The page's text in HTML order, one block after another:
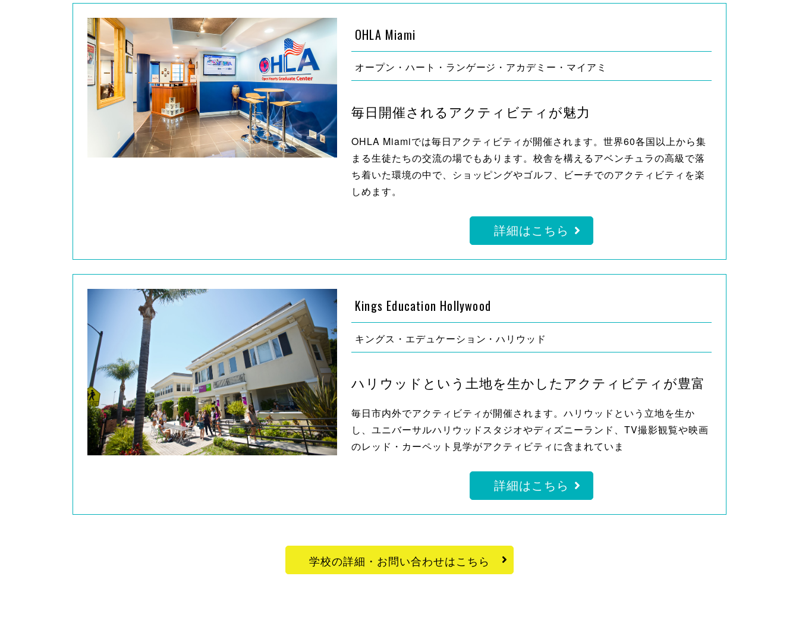
OHLA Miami
オープン・ハート・ランゲージ・アカデミー・マイアミ
毎日開催されるアクティビティが魅力
OHLA Miamiでは毎日アクティビティが開催されます。世界60各国以上から集
まる生徒たちの交流の場でもあります。校舎を構えるアベンチュラの高級で落
ち着いた環境の中で、ショッピングやゴルフ、ビーチでのアクティビティを楽
しめます。
詳細はこちら
Kings Education Hollywood
キングス・エデュケーション・ハリウッド
ハリウッドという土地を生かしたアクティビティが豊富
毎日市内外でアクティビティが開催されます。ハリウッドという立地を生か
し、ユニバーサルハリウッドスタジオやディズニーランド、TV撮影観覧や映画
のレッド・カーペット見学がアクティビティに含まれていま
詳細はこちら
学校の詳細・お問い合わせはこちら